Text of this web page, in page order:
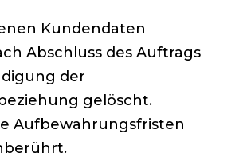
Kundendaten
Abschluss des Auftrags
der
gelöscht.
Aufbewahrungsfristen